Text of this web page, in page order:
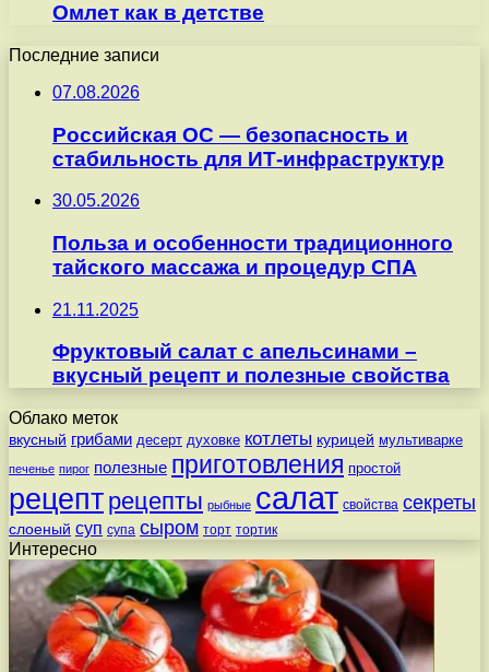
Омлет как в детстве
Последние записи
07.08.2026
Российская ОС — безопасность и
стабильность для ИТ-инфраструктур
30.05.2026
Польза и особенности традиционного
тайского массажа и процедур СПА
21.11.2025
Фруктовый салат с апельсинами –
вкусный рецепт и полезные свойства
Облако меток
вкусный грибами десерт духовке котлеты курицей мультиварке
печенье пирог полезные приготовления простой
рецепт рецепты рыбные салат свойства секреты
слоеный суп супа сыром торт тортик
Интересно